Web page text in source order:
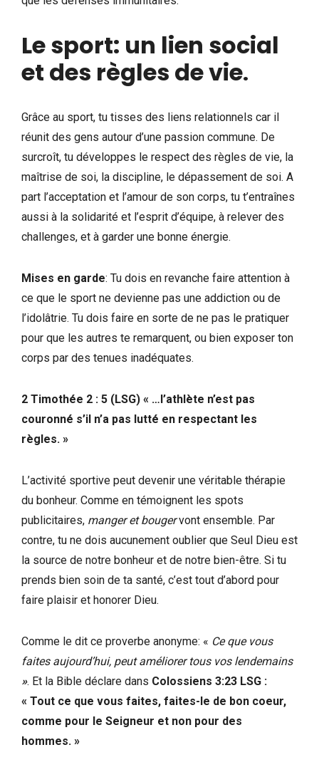
Le sport: un lien social
et des règles de vie.
Grâce au sport, tu tisses des liens relationnels car il
réunit des gens autour d’une passion commune. De
surcroît, tu développes le respect des règles de vie, la
maîtrise de soi, la discipline, le dépassement de soi. A
part l’acceptation et l’amour de son corps, tu t’entraînes
aussi à la solidarité et l’esprit d’équipe, à relever des
challenges, et à garder une bonne énergie.
Mises en garde: Tu dois en revanche faire attention à
ce que le sport ne devienne pas une addiction ou de
l’idolâtrie. Tu dois faire en sorte de ne pas le pratiquer
pour que les autres te remarquent, ou bien exposer ton
corps par des tenues inadéquates.
2 Timothée 2 : 5 (LSG) « …l’athlète n’est pas
couronné s’il n’a pas lutté en respectant les
règles. »
L’activité sportive peut devenir une véritable thérapie
du bonheur. Comme en témoignent les spots
publicitaires, manger et bougervont ensemble. Par
contre, tu ne dois aucunement oublier que Seul Dieu est
la source de notre bonheur et de notre bien-être. Si tu
prends bien soin de ta santé, c’est tout d’abord pour
faire plaisir et honorer Dieu.
Comme le dit ce proverbe anonyme: « Ce que vous
faites aujourd’hui, peut améliorer tous vos lendemains
». Et la Bible déclare dans Colossiens 3:23 LSG :
« Tout ce que vous faites, faites-le de bon coeur,
comme pour le Seigneur et non pour des
hommes. »